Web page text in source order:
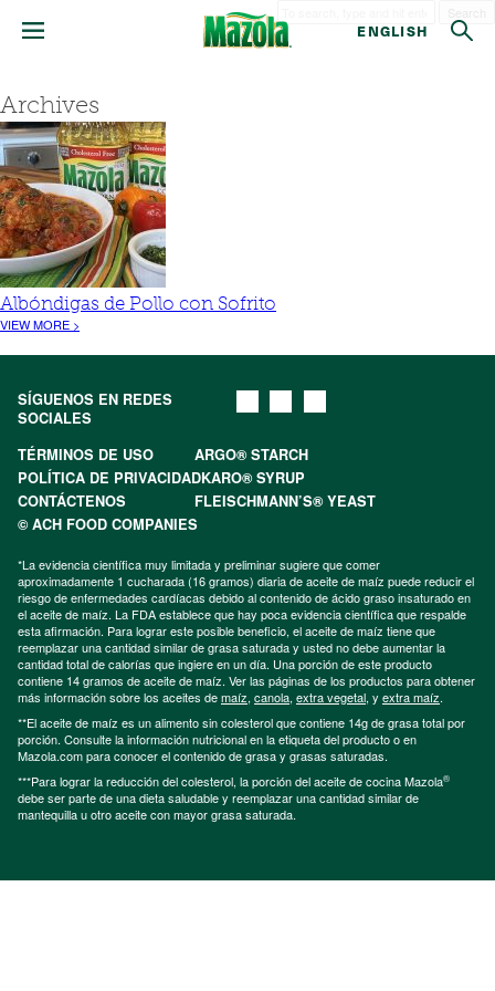
ENGLISH
Archives
Albóndigas de Pollo con Sofrito
VIEW MORE >
SÍGUENOS EN REDES
SOCIALES
TÉRMINOS DE USO
ARGO® STARCH
POLÍTICA DE PRIVACIDADKARO® SYRUP
CONTÁCTENOS
FLEISCHMANN’S® YEAST
© ACH FOOD COMPANIES
*La evidencia científica muy limitada y preliminar sugiere que comer
aproximadamente 1 cucharada (16 gramos) diaria de aceite de maíz puede reducir el
riesgo de enfermedades cardíacas debido al contenido de ácido graso insaturado en
el aceite de maíz. La FDA establece que hay poca evidencia científica que respalde
esta afirmación. Para lograr este posible beneficio, el aceite de maíz tiene que
reemplazar una cantidad similar de grasa saturada y usted no debe aumentar la
cantidad total de calorías que ingiere en un día. Una porción de este producto
contiene 14 gramos de aceite de maíz. Ver las páginas de los productos para obtener
más información sobre los aceites demaíz, canola, extra vegetal, y extra maíz.
**El aceite de maíz es un alimento sin colesterol que contiene 14g de grasa total por
porción. Consulte la información nutricional en la etiqueta del producto o en
Mazola.com para conocer el contenido de grasa y grasas saturadas.
***Para lograr la reducción del colesterol, la porción del aceite de cocina Mazola®
debe ser parte de una dieta saludable y reemplazar una cantidad similar de
mantequilla u otro aceite con mayor grasa saturada.